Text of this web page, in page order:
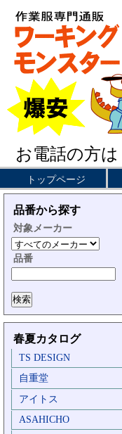
お電話の方は
トップページ
品番から探す
対象メーカー
品番
春夏カタログ
TS DESIGN
自重堂
アイトス
ASAHICHO